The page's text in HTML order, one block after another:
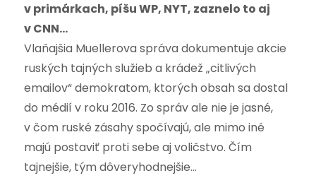
v primárkach, píšu WP, NYT, zaznelo to aj
v CNN…
Vlaňajšia Muellerova správa dokumentuje akcie
ruských tajných služieb a krádež „citlivých
emailov“ demokratom, ktorých obsah sa dostal
do médií v roku 2016. Zo správ ale nie je jasné,
v čom ruské zásahy spočívajú, ale mimo iné
majú postaviť proti sebe aj voličstvo. Čím
tajnejšie, tým dôveryhodnejšie…